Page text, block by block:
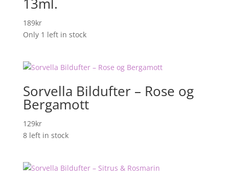
189kr
Only 1 left in stock
Sorvella Bildufter – Rose og
Bergamott
129kr
8 left in stock